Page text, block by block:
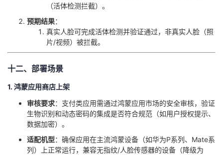
（活体检测拦截）。
​预期结果​​：
真实人脸可完成活体检测并验证通过，非真实人脸（照
片/视频）被拦截。
十二、部署场景
1. 鸿蒙应用商店上架
​审核要求​​：支付类应用需通过鸿蒙应用市场的安全审核，验证
生物识别和动态密码的集成是否符合规范（如用户授权提示、
数据加密）。
​适配机型​​：确保应用在主流鸿蒙设备（如华为P系列、Mate系
列）上正常运行，兼容无指纹/人脸传感器的设备（降级为